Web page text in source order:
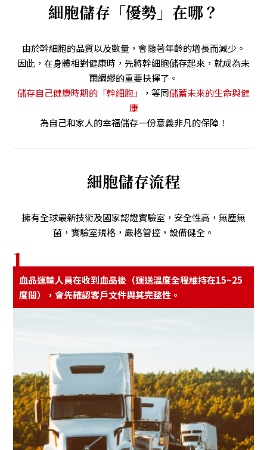
細胞儲存「優勢」在哪？
由於幹細胞的品質以及數量，會隨著年齡的增長⽽減少。
因此，在⾝體相對健康時，先將幹細胞儲存起來，就成為未
雨綢繆的重要抉擇了。
儲存自己健康時期的「幹細胞」
，等同儲蓄未來的⽣命與健
康
為⾃⼰和家⼈的幸福儲存⼀份意義非凡的保障！
細胞儲存流程
擁有全球最新技術及國家認證實驗室，安全性高，無塵無
菌，實驗室規格，嚴格管控，設備健全。
1
⾎品運輸⼈員在收到⾎品後（運送溫度全程維持在15~25
度間），會先確認客⼾⽂件與其完整性。